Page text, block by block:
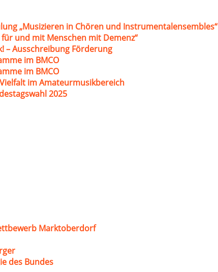
„Musizieren in Chören und Instrumentalensembles“
und mit Menschen mit Demenz“
– Ausschreibung Förderung
im BMCO
im BMCO
im Amateurmusikbereich
2025
Marktoberdorf
des Bundes